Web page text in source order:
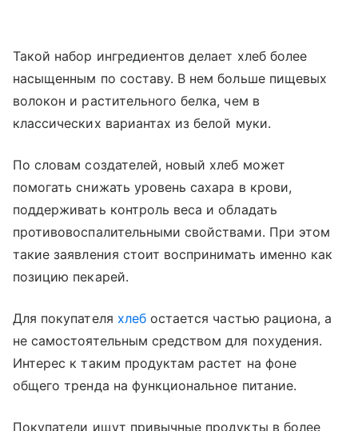
Такой набор ингредиентов делает хлеб более
насыщенным по составу. В нем больше пищевых
волокон и растительного белка, чем в
классических вариантах из белой муки.
По словам создателей, новый хлеб может
помогать снижать уровень сахара в крови,
поддерживать контроль веса и обладать
противовоспалительными свойствами. При этом
такие заявления стоит воспринимать именно как
позицию пекарей.
Для покупателя хлебостается частью рациона, а
не самостоятельным средством для похудения.
Интерес к таким продуктам растет на фоне
общего тренда на функциональное питание.
Покупатели ищут привычные продукты в более